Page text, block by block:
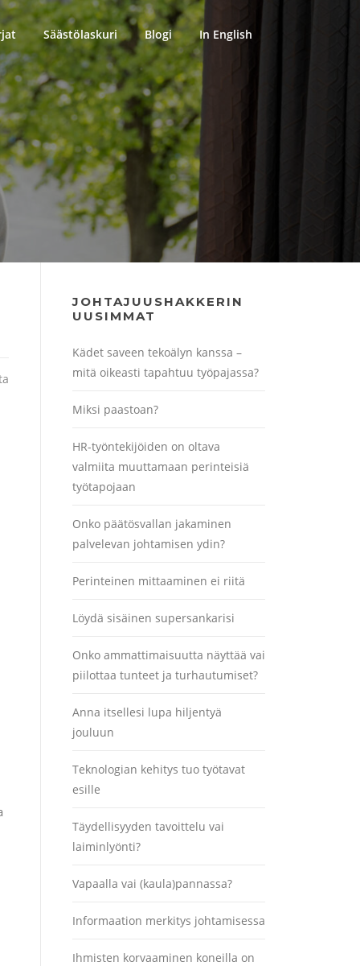
Säästölaskuri Blogi In English
JOHTAJUUSHAKKERIN
UUSIMMAT
Kädet saveen tekoälyn kanssa –
mitä oikeasti tapahtuu työpajassa?
Miksi paastoan?
HR-työntekijöiden on oltava
valmiita muuttamaan perinteisiä
työtapojaan
Onko päätösvallan jakaminen
palvelevan johtamisen ydin?
Perinteinen mittaaminen ei riitä
Löydä sisäinen supersankarisi
Onko ammattimaisuutta näyttää vai
piilottaa tunteet ja turhautumiset?
Anna itsellesi lupa hiljentyä
jouluun
Teknologian kehitys tuo työtavat
esille
Täydellisyyden tavoittelu vai
laiminlyönti?
Vapaalla vai (kaula)pannassa?
Informaation merkitys johtamisessa
Ihmisten korvaaminen koneilla on